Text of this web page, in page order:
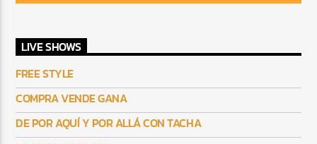
LIVE SHOWS
FREE STYLE
COMPRA VENDE GANA
DE POR AQUÍ Y POR ALLÁ CON TACHA